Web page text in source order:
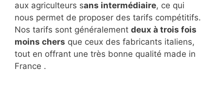
aux agriculteurs sans intermédiaire, ce qui
nous permet de proposer des tarifs compétitifs.
Nos tarifs sont généralement deux à trois fois
moins chers que ceux des fabricants italiens,
tout en offrant une très bonne qualité made in
France .